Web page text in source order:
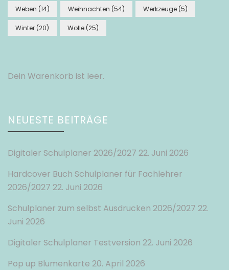
Weben (14) Weihnachten (54) Werkzeuge (5)
Winter (20) Wolle (25)
Dein Warenkorb ist leer.
NEUESTE BEITRÄGE
Digitaler Schulplaner 2026/2027 22. Juni 2026
Hardcover Buch Schulplaner für Fachlehrer
2026/2027 22. Juni 2026
Schulplaner zum selbst Ausdrucken 2026/2027 22.
Juni 2026
Digitaler Schulplaner Testversion 22. Juni 2026
Pop up Blumenkarte 20. April 2026